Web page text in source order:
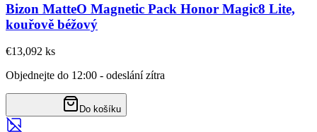
Bizon MatteO Magnetic Pack Honor Magic8 Lite,
kouřově béžový
€13,092 ks
Objednejte do 12:00 - odeslání zítra
Do košíku